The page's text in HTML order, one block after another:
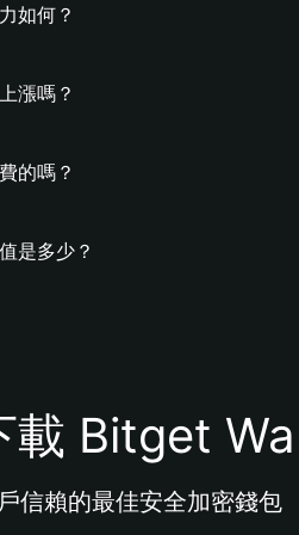
如何？
漲嗎？
的嗎？
是多少？
載 Bitget
信賴的最佳安全加密錢包